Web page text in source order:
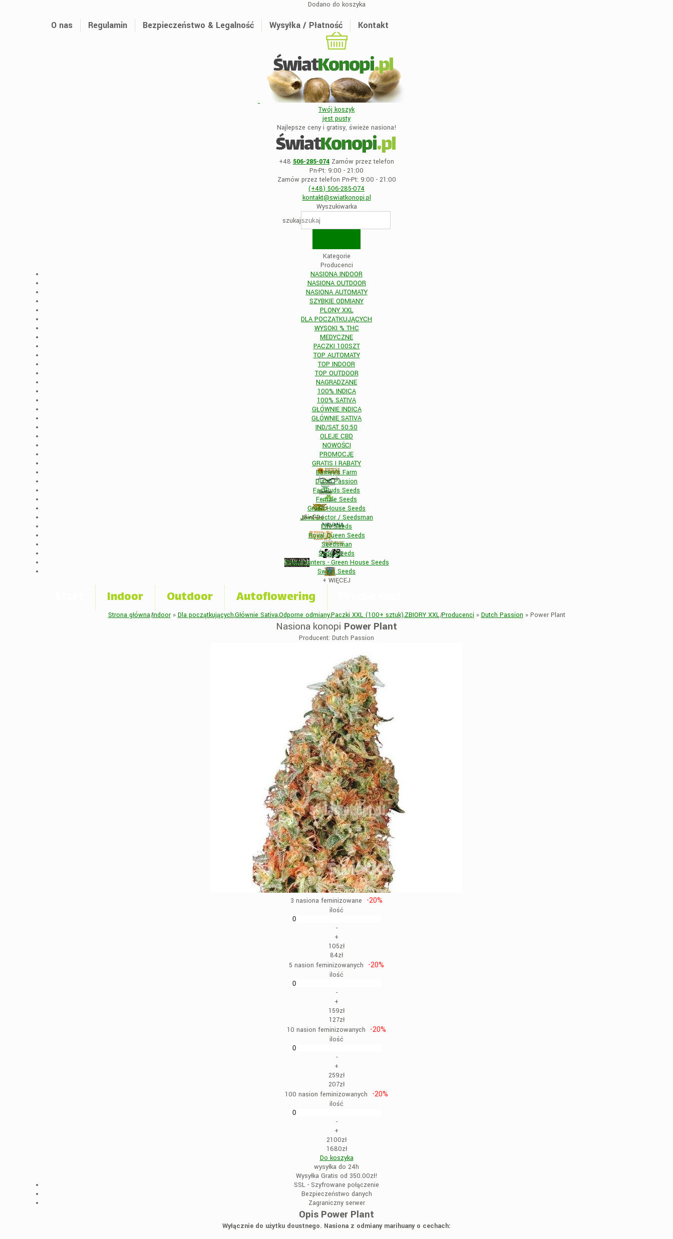
Dodano do koszyka
O nas Regulamin Bezpieczeństwo & Legalność Wysyłka / Płatność Kontakt
Twój koszyk
jest pusty
Najlepsze ceny i gratisy, świeże nasiona!
+48 506-285-074 Zamów przez telefon
Pn-Pt: 9:00 - 21:00
Zamów przez telefon Pn-Pt: 9:00 - 21:00
(+48) 506-285-074
kontakt@swiatkonopi.pl
Wyszukiwarka
szukaj
Kategorie
Producenci
NASIONA INDOOR
NASIONA OUTDOOR
NASIONA AUTOMATY
SZYBKIE ODMIANY
PLONY XXL
DLA POCZĄTKUJĄCYCH
WYSOKI % THC
MEDYCZNE
PACZKI 100SZT
TOP AUTOMATY
TOP INDOOR
TOP OUTDOOR
NAGRADZANE
100% INDICA
100% SATIVA
GŁÓWNIE INDICA
GŁÓWNIE SATIVA
IND/SAT 50:50
OLEJE CBD
NOWOŚCI
PROMOCJE
GRATIS I RABATY
Barney's Farm
Dutch Passion
FastBuds Seeds
Female Seeds
Green House Seeds
Joint Doctor / Seedsman
Life Seeds
Royal Queen Seeds
Seedsman
Sensi Seeds
Strain Hunters - Green House Seeds
Sweet Seeds
+ WIĘCEJ
Autoflowering
Outdoor
Indoor
Strona główna|Indoor» Dla początkujących,Głównie Sativa,Odporne odmiany,Paczki XXL (100+ sztuk),ZBIORY XXL|Producenci » Dutch Passion » Power Plant
Nasiona konopi Power Plant
Producent: Dutch Passion
3 nasiona feminizowane -20%
ilość
-
+
105zł
84zł
5 nasion feminizowanych
-20%
ilość
-
+
159zł
127zł
10 nasion feminizowanych
-20%
ilość
-
+
259zł
207zł
100 nasion feminizowanych
-20%
ilość
-
+
2100zł
1680zł
Do koszyka
wysyłka do 24h
Wysyłka Gratis od 350.00zł!
SSL - Szyfrowane połączenie
Bezpieczeństwo danych
Zagraniczny serwer
Opis Power Plant
Wyłącznie do użytku doustnego. Nasiona z odmiany marihuany o cechach: